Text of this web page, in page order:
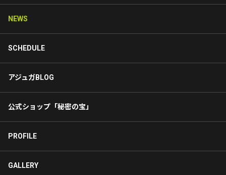
NEWS
SCHEDULE
アジュガBLOG
公式ショップ「秘密の宝」
PROFILE
GALLERY